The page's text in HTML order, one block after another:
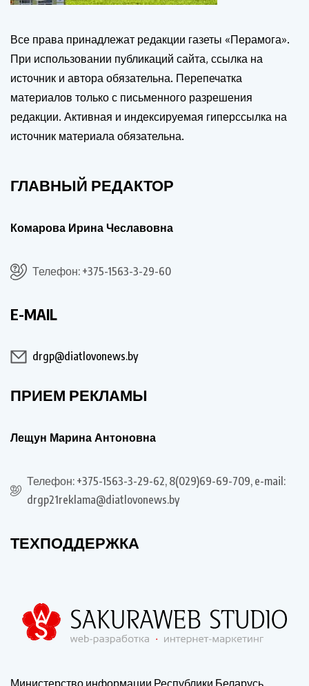
Все права принадлежат редакции газеты «Перамога».
При использовании публикаций сайта, ссылка на
источник и автора обязательна. Перепечатка
материалов только с письменного разрешения
редакции. Активная и индексируемая гиперссылка на
источник материала обязательна.
ГЛАВНЫЙ РЕДАКТОР
Комарова Ирина Чеславовна
Телефон: +375-1563-3-29-60
E-MAIL
drgp@diatlovonews.by
ПРИЕМ РЕКЛАМЫ
Лещун Марина Антоновна
Телефон: +375-1563-3-29-62, 8(029)69-69-709, e-mail:
drgp21reklama@diatlovonews.by
ТЕХПОДДЕРЖКА
Министерство информации Республики Беларусь